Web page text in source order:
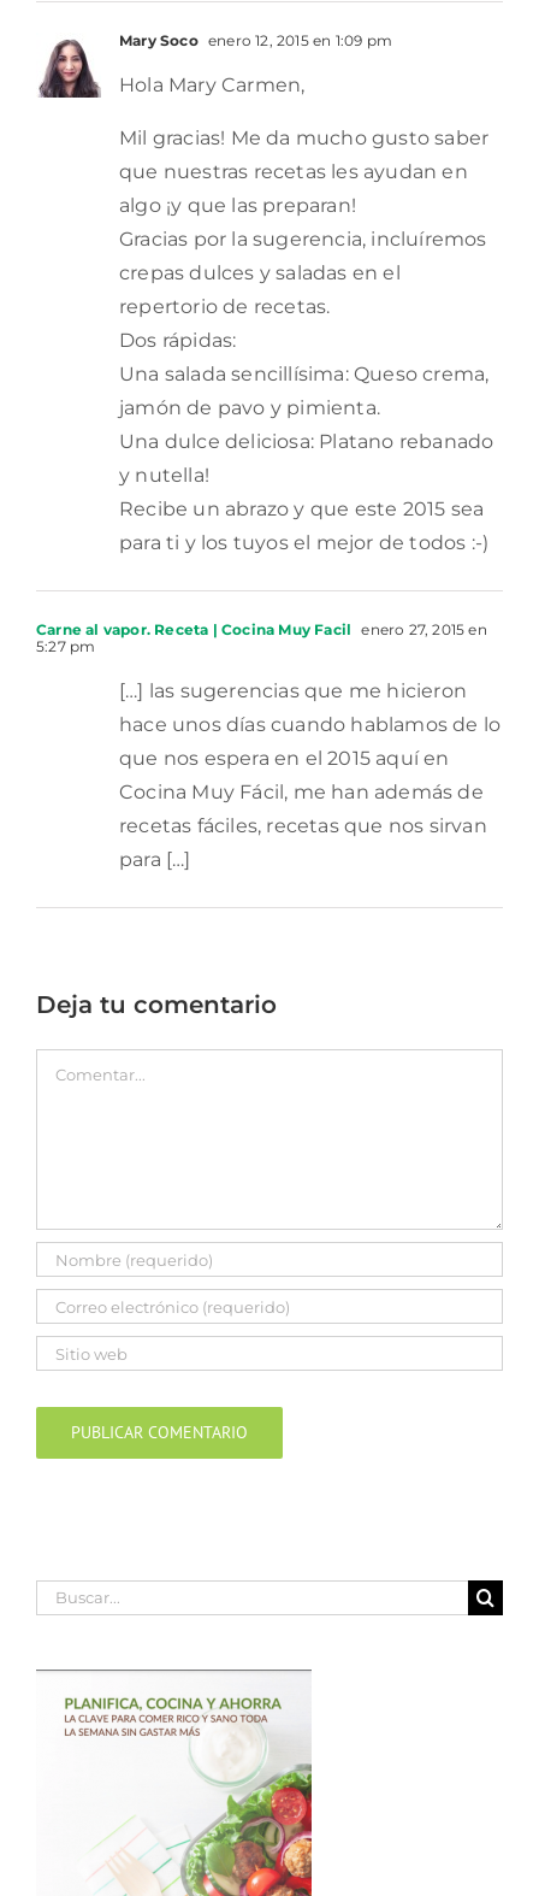
Mary Soco enero 12, 2015 en 1:09 pm
Hola Mary Carmen,
Mil gracias! Me da mucho gusto saber
que nuestras recetas les ayudan en
algo ¡y que las preparan!
Gracias por la sugerencia, incluíremos
crepas dulces y saladas en el
repertorio de recetas.
Dos rápidas:
Una salada sencillísima: Queso crema,
jamón de pavo y pimienta.
Una dulce deliciosa: Platano rebanado
y nutella!
Recibe un abrazo y que este 2015 sea
para ti y los tuyos el mejor de todos :-)
Carne al vapor. Receta | Cocina Muy Facil enero 27, 2015 en
5:27 pm
[…] las sugerencias que me hicieron
hace unos días cuando hablamos de lo
que nos espera en el 2015 aquí en
Cocina Muy Fácil, me han además de
recetas fáciles, recetas que nos sirvan
para […]
Deja tu comentario
Comentar
Buscar: